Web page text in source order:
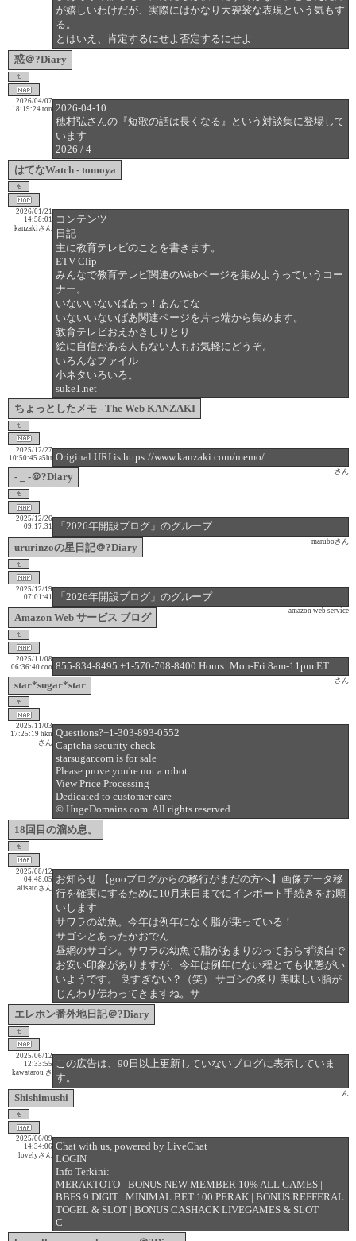
が嬉しいわけだが、実際にはかなり大袈裟な表現という気もす
る。
とはいえ、肯定するにせよ否定するにせよ
惑＠?Diary
2026-04-10
穂村弘さんの『短歌の話は長くなる』という対談集に登場して
います
2026 / 4
2026/04/07
18:19:24
はてなWatch - tomoya
ton
コンテンツ
日記
主に教育テレビのことを書きます。
ETV Clip
みんなで教育テレビ関連のWebページを集めようっていうコー
ナー。
いないいないばあっ！あんてな
いないいないばあ関連ページを片っ端から集めます。
教育テレビおえかきしりとり
絵に自信がある人もない人もお気軽にどうぞ。
いろんなファイル
小ネタいろいろ。
suke1.net
2026/01/21
14:58:01
ちょっとしたメモ - The Web KANZAKI
kanzakiさん
Original URI is https://www.kanzaki.com/memo/
2025/12/27
10:50:45
- _ -＠?Diary
a5hr
さん
「2026年開設ブログ」のグループ
2025/12/26
09:17:31
ururinzoの星日記＠?Diary maruboさん
「2026年開設ブログ」のグループ
2025/12/19
07:01:41
Amazon Web サービス ブログ
amazon web service
855-834-8495 +1-570-708-8400 Hours: Mon-Fri 8am-11pm ET
2025/11/08
06:36:40
star*sugar*star
coo
さん
Questions?+1-303-893-0552
Captcha security check
starsugar.com is for sale
Please prove you're not a robot
View Price Processing
Dedicated to customer care
© HugeDomains.com. All rights reserved.
2025/11/03
17:25:19
18回目の溜め息。
hkn
さん
お知らせ 【gooブログからの移行がまだの方へ】画像データ移
行を確実にするために10月末日までにインポート手続きをお願
いします
サワラの幼魚。今年は例年になく脂が乗っている！
サゴシとあったかおでん
昼網のサゴシ。サワラの幼魚で脂があまりのっておらず淡白で
お安い印象がありますが、今年は例年にない程とても状態がい
いようです。 良すぎない？（笑） サゴシの炙り 美味しい脂が
じんわり伝わってきますね。サ
2025/08/12
04:48:05
エレホン番外地日記＠?Diary
alisatoさん
この広告は、90日以上更新していないブログに表示していま
す。
2025/06/12
12:33:55
Shishimushi
kawatarou さ
ん
Chat with us, powered by LiveChat
LOGIN
Info Terkini:
MERAKTOTO - BONUS NEW MEMBER 10% ALL GAMES |
BBFS 9 DIGIT | MINIMAL BET 100 PERAK | BONUS REFFERAL
TOGEL & SLOT | BONUS CASHACK LIVEGAMES & SLOT
C
2025/06/09
14:34:06
lovelyさん